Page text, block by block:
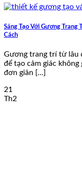
Sáng Tạo Với Gương Trang
Cách
Gương trang trí từ lâu
để tạo cảm giác
đơn giản [...]
21
Th2